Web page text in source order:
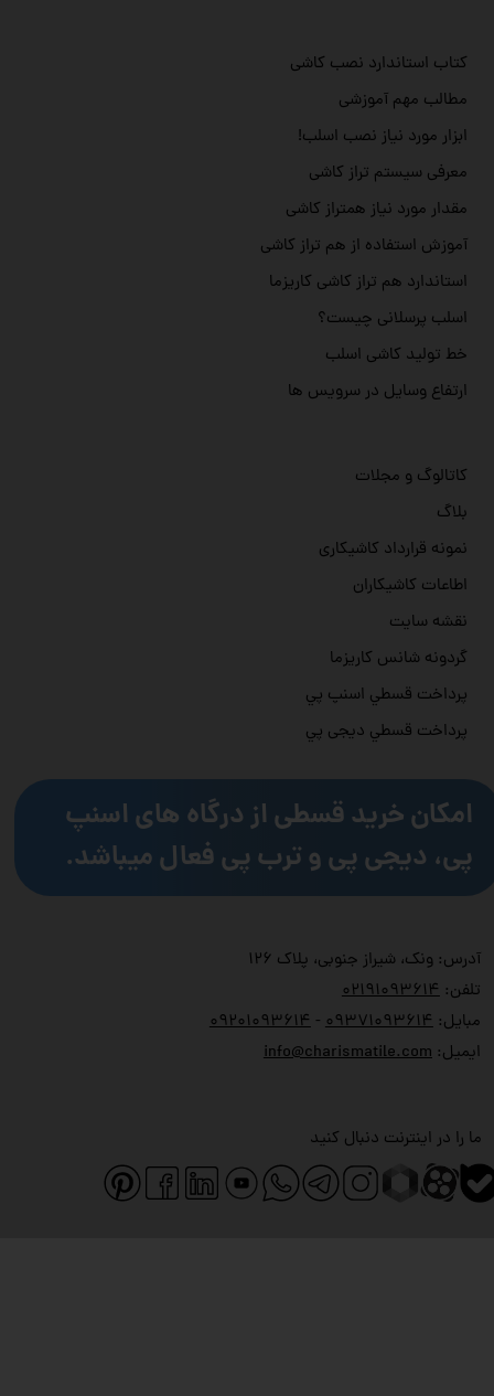
ما را در اینترنت دنبال کنید
آدرس: ونک، شیراز جنوبی، پلاک ۱۲۶
تلفن:
۰۲۱۹۱۰۹۳۶۱۴
مبایل:
۰۹۳۷۱۰۹۳۶۱۴ - ۰۹۲۰۱۰۹۳۶۱۴
ایمیل:info@charismatile.com
کاتالوگ و مجلات
بلاگ
نمونه قرارداد کاشیکاری
اطاعات کاشیکاران
نقشه سایت
گردونه شانس کاریزما
پرداخت قسطي اسنپ پي
پرداخت قسطي دیجی پي
کتاب استاندارد نصب کاشی
مطالب مهم آموزشی
ابزار مورد نیاز نصب اسلب!
معرفی سیستم تراز کاشی
مقدار مورد نیاز همتراز کاشی
آموزش استفاده از هم تراز کاشی
استاندارد هم تراز کاشی کاریزما
اسلب پرسلانی چیست؟
خط تولید کاشی اسلب
ارتفاع وسایل در سرویس ها
امکان خرید قسطی از درگاه های اسنپ
پی، دیجی پی و ترب پی فعال میباشد.